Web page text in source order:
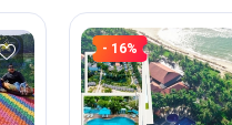
- 16%